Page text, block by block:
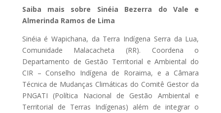
Saiba mais sobre Sinéia Bezerra do Vale e
Almerinda Ramos de Lima
Sinéia é Wapichana, da Terra Indígena Serra da Lua,
Comunidade Malacacheta (RR). Coordena o
Departamento de Gestão Territorial e Ambiental do
CIR – Conselho Indígena de Roraima, e a Câmara
Técnica de Mudanças Climáticas do Comitê Gestor da
PNGATI (Política Nacional de Gestão Ambiental e
Territorial de Terras Indígenas) além de integrar o